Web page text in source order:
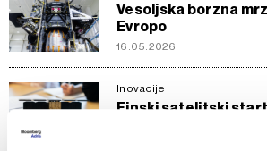
Vesoljska borzna
Evropo
16.05.2026
Inovacije
Finski satelitski